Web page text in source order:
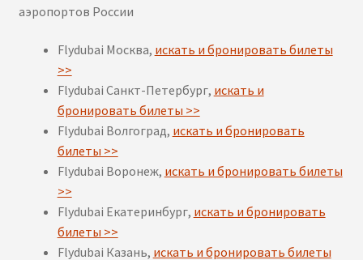
аэропортов России
Flydubai Москва, искать и бронировать билеты
>>
Flydubai Санкт-Петербург, искать и
бронировать билеты >>
Flydubai Волгоград, искать и бронировать
билеты >>
Flydubai Воронеж, искать и бронировать билеты
>>
Flydubai Екатеринбург, искать и бронировать
билеты >>
Flydubai Казань, искать и бронировать билеты